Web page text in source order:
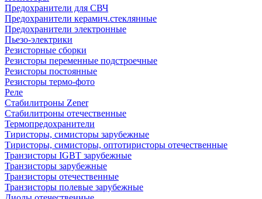
Предохранители для СВЧ
Предохранители керамич.стеклянные
Предохранители электронные
Пьезо-электрики
Резисторные сборки
Резисторы переменные подстроечные
Резисторы постоянные
Резисторы термо-фото
Реле
Стабилитроны Zener
Стабилитроны отечественные
Термопредохранители
Тиристоры, симисторы зарубежные
Тиристоры, симисторы, оптотиристоры отечественные
Транзисторы IGBT зарубежные
Транзисторы зарубежные
Транзисторы отечественные
Транзисторы полевые зарубежные